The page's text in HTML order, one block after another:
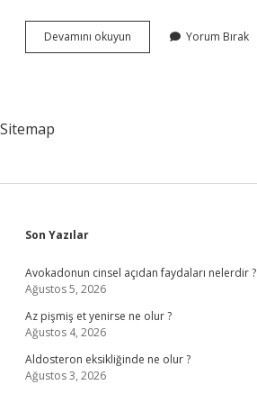
Devamını okuyun
Termal
Yorum Bırak
Sitemap
Sidebar
Son Yazılar
Avokadonun cinsel açıdan faydaları nelerdir ?
Ağustos 5, 2026
Az pişmiş et yenirse ne olur ?
Ağustos 4, 2026
Aldosteron eksikliğinde ne olur ?
Ağustos 3, 2026